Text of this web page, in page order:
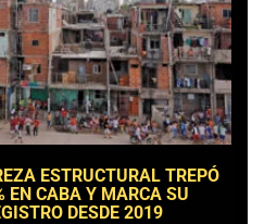
ESTRUCTURAL TREPÓ
EN CABA Y MARCA SU
DESDE 2019